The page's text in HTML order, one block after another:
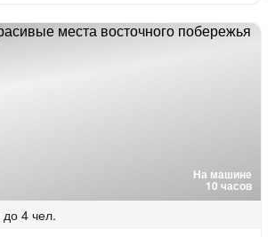
На машине
10 часов
до 4 чел.